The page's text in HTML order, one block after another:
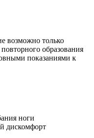
возможно только
образования
показаниями к
ноги
дискомфорт